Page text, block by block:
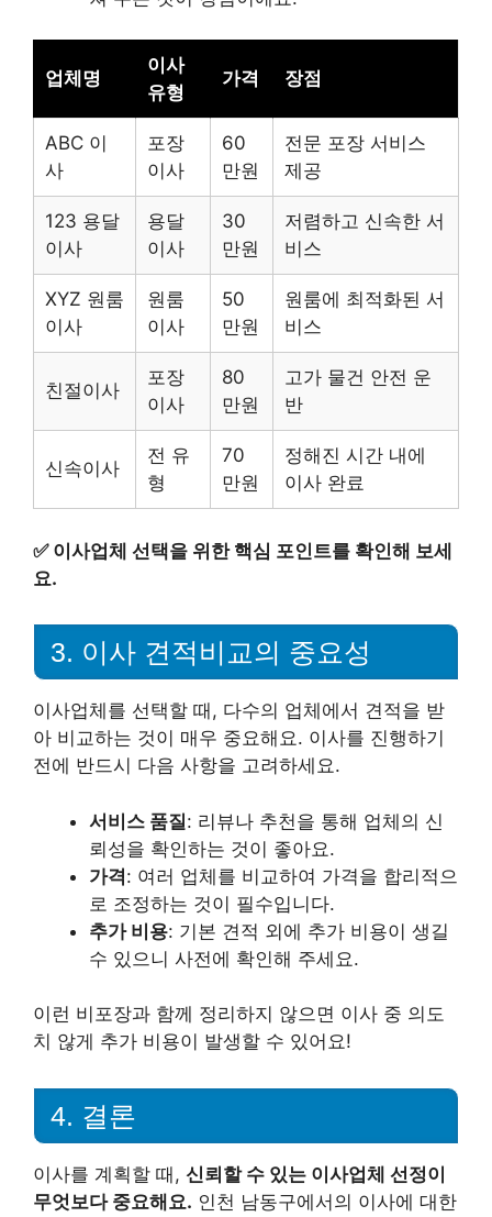
업체명
이사
유형
가격 장점
ABC 이
사
포장
이사
60
만원
전문 포장 서비스
제공
123 용달
이사
용달
이사
30
만원
저렴하고 신속한 서
비스
XYZ 원룸
이사
원룸
이사
50
만원
원룸에 최적화된 서
비스
친절이사
포장
이사
80
만원
고가 물건 안전 운
반
신속이사
전 유
형
70
만원
정해진 시간 내에
이사 완료
✅ 이사업체 선택을 위한 핵심 포인트를 확인해 보세
요.
3. 이사 견적비교의 중요성
이사업체를 선택할 때, 다수의 업체에서 견적을 받
아 비교하는 것이 매우 중요해요. 이사를 진행하기
전에 반드시 다음 사항을 고려하세요.
서비스 품질: 리뷰나 추천을 통해 업체의 신
뢰성을 확인하는 것이 좋아요.
가격: 여러 업체를 비교하여 가격을 합리적으
로 조정하는 것이 필수입니다.
추가 비용: 기본 견적 외에 추가 비용이 생길
수 있으니 사전에 확인해 주세요.
이런 비포장과 함께 정리하지 않으면 이사 중 의도
치 않게 추가 비용이 발생할 수 있어요!
4. 결론
이사를 계획할 때, 신뢰할 수 있는 이사업체 선정이
무엇보다 중요해요. 인천 남동구에서의 이사에 대한